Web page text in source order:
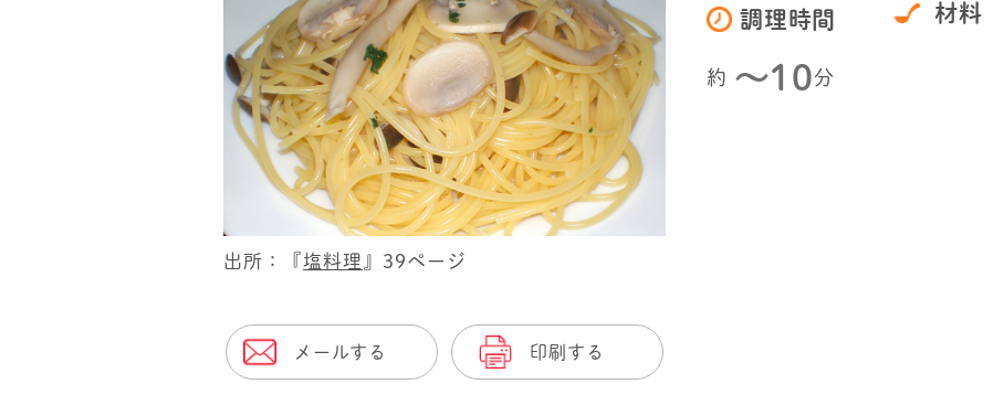
出所：『塩料理 』39ページ
メールする 印刷する
調理時間
約 〜10分
材料